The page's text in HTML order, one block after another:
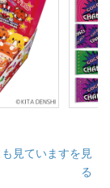
見ていますを見
る